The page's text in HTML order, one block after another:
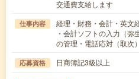
交通費支給します
仕事内容
経理・財務・会計・英文
・会計ソフトの入力（
の管理・電話応対（取次
応募資格 日商簿記3級以上